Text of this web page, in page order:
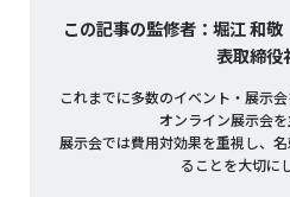
この記事の監修者：堀江 和
表取締役
これまでに多数のイベント・展示
オンライン展示会を
展示会では費用対効果を重視し、
ることを大切に